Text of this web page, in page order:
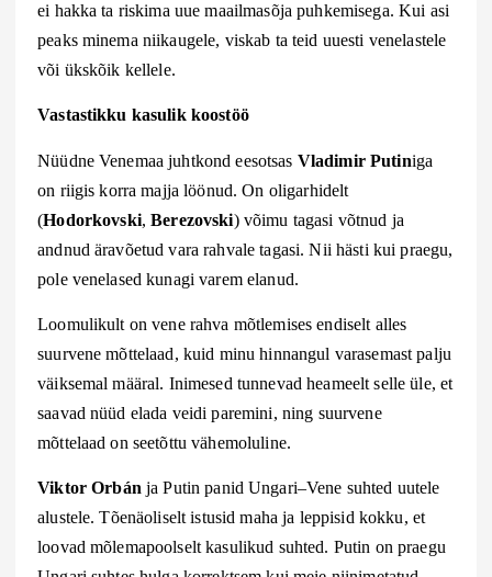
ei hakka ta riskima uue maailmasõja puhkemisega. Kui asi
peaks minema niikaugele, viskab ta teid uuesti venelastele
või ükskõik kellele.
Vastastikku kasulik koostöö
Nüüdne Venemaa juhtkond eesotsas Vladimir Putiniga
on riigis korra majja löönud. On oligarhidelt
(Hodorkovski,Berezovski) võimu tagasi võtnud ja
andnud äravõetud vara rahvale tagasi. Nii hästi kui praegu,
pole venelased kunagi varem elanud.
Loomulikult on vene rahva mõtlemises endiselt alles
suurvene mõttelaad, kuid minu hinnangul varasemast palju
väiksemal määral. Inimesed tunnevad heameelt selle üle, et
saavad nüüd elada veidi paremini, ning suurvene
mõttelaad on seetõttu vähemoluline.
Viktor Orbán ja Putin panid Ungari–Vene suhted uutele
alustele. Tõenäoliselt istusid maha ja leppisid kokku, et
loovad mõlemapoolselt kasulikud suhted. Putin on praegu